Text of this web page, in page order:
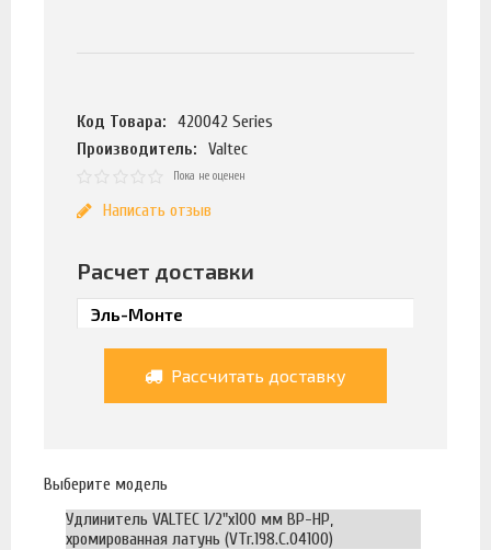
Код Товара:
420042 Series
Производитель:
Valtec
Пока не оценен
Написать отзыв
Расчет доставки
Рассчитать доставку
Выберите модель
Удлинитель VALTEC 1/2"х100 мм ВР-НР,
хромированная латунь (VTr.198.C.04100)